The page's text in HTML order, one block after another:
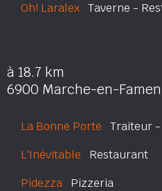
Oh! Laralex Taverne -
à 18.7 km
6900 Marche-en-
La Bonne Porte Traiteur
L'Inévitable Restaurant
Pidezza Pizzeria